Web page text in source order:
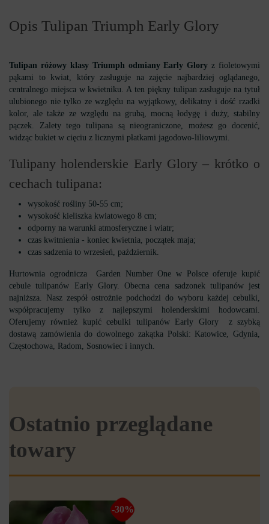
Opis Tulipan Triumph Early Glory
Tulipan różowy klasy Triumph odmiany Early Gloryz fioletowymi
pąkami to kwiat, który zasługuje na zajęcie najbardziej oglądanego,
centralnego miejsca w kwietniku. A ten piękny tulipan zasługuje na tytuł
ulubionego nie tylko ze względu na wyjątkowy, delikatny i dość rzadki
kolor, ale także ze względu na grubą, mocną łodygę i duży, stabilny
pączek. Zalety tego tulipana są nieograniczone, możesz go docenić,
widząc bukiet w cięciu z licznymi płatkami jagodowo-liliowymi.
Tulipany holenderskie Early Glory – krótko o
cechach tulipana:
wysokość rośliny 50-55 cm;
wysokość kieliszka kwiatowego 8 cm;
odporny na warunki atmosferyczne i wiatr;
czas kwitnienia - koniec kwietnia, początek maja;
czas sadzenia to wrzesień, październik.
Hurtownia ogrodnicza Garden Number One w Polsce oferuje kupić
cebule tulipanów Early Glory. Obecna cena sadzonek tulipanów jest
najniższa. Nasz zespół ostrożnie podchodzi do wyboru każdej cebulki,
współpracujemy tylko z najlepszymi holenderskimi hodowcami.
Oferujemy również kupić cebulki tulipanów Early Glory z szybką
dostawą zamówienia do dowolnego zakątka Polski: Katowice, Gdynia,
Częstochowa, Radom, Sosnowiec i innych.
Ostatnio przeglądane
towary
-30%